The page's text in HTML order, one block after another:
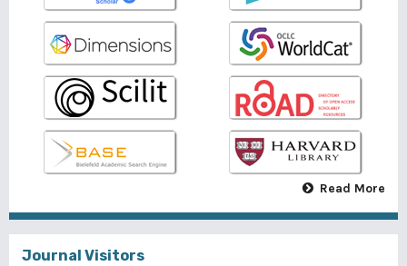
Read More
Journal Visitors